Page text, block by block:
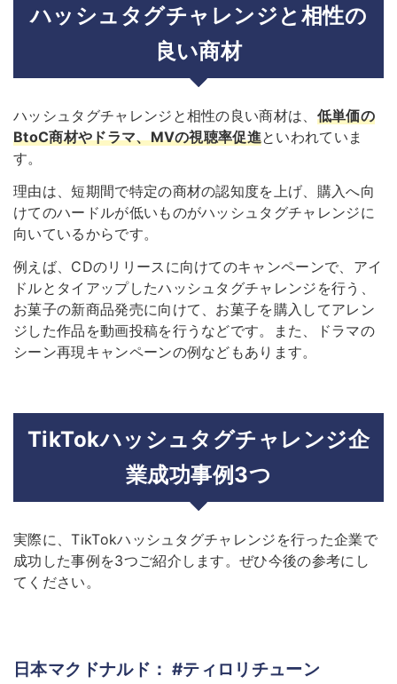
ハッシュタグチャレンジと相性の
良い商材
ハッシュタグチャレンジと相性の良い商材は、 低単価の
BtoC商材やドラマ、MVの視聴率促進といわれていま
す。
理由は、短期間で特定の商材の認知度を上げ、購入へ向
けてのハードルが低いものがハッシュタグチャレンジに
向いているからです。
例えば、CDのリリースに向けてのキャンペーンで、アイ
ドルとタイアップしたハッシュタグチャレンジを行う、
お菓子の新商品発売に向けて、お菓子を購入してアレン
ジした作品を動画投稿を行うなどです。また、ドラマの
シーン再現キャンペーンの例などもあります。
TikTokハッシュタグチャレンジ企
業成功事例3つ
実際に、TikTokハッシュタグチャレンジを行った企業で
成功した事例を3つご紹介します。ぜひ今後の参考にし
てください。
日本マクドナルド： #ティロリチューン